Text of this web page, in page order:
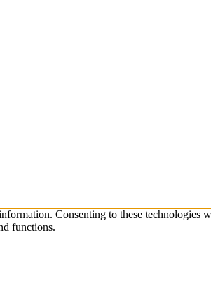
Consenting to these
functions.